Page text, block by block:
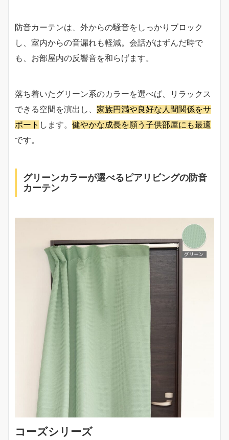
防音カーテンは、外からの騒音をしっかりブロック
し、室内からの音漏れも軽減。会話がはずんだ時で
も、お部屋内の反響音を和らげます。
落ち着いたグリーン系のカラーを選べば、リラックス
できる空間を演出し、 家族円満や良好な人間関係をサ
ポート します。 健やかな成長を願う子供部屋にも最適
です。
グリーンカラーが選べるピアリビングの防音
カーテン
コーズシリーズ